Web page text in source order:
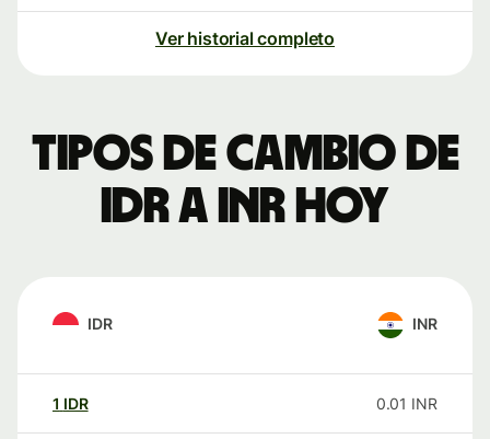
Ver historial completo
Tipos de cambio de
IDR a INR hoy
IDR INR
1 IDR 0.01 INR